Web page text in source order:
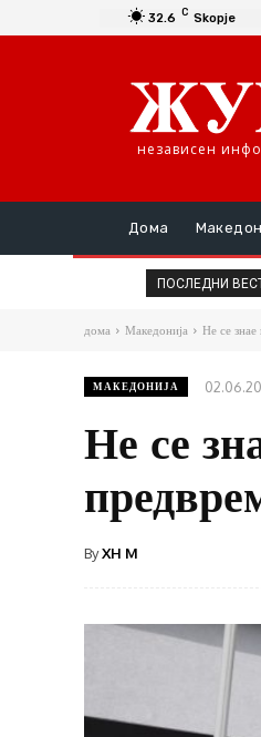
32.6 C Skopje
независен
Дома
ПОСЛЕДНИ
дома Македонија Не се
МАКЕДОНИЈА
Не се
ByXH M